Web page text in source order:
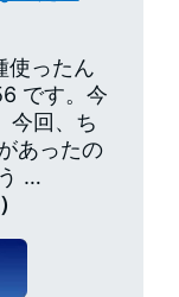
使ったん
です。今
今回、ち
あったの
…